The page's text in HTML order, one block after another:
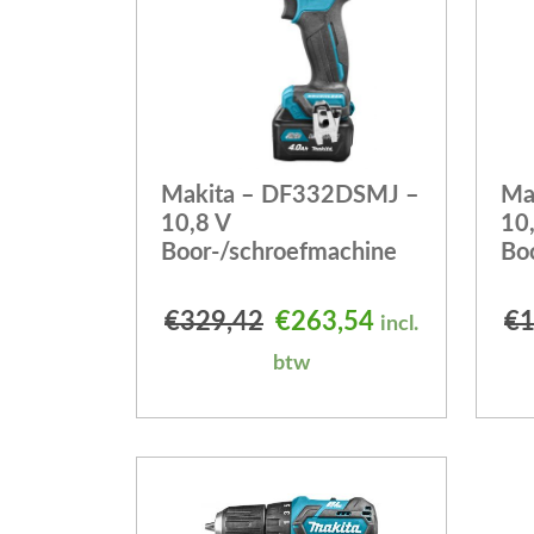
Makita – DF332DSMJ –
10,8 V
Boor-/schroefmachine
€329,42 Oorspronkelijke prijs
€263,54Huidige prijs
incl.
btw
€